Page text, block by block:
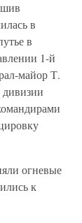
в
в
1-й
майор Т.
огневые
к